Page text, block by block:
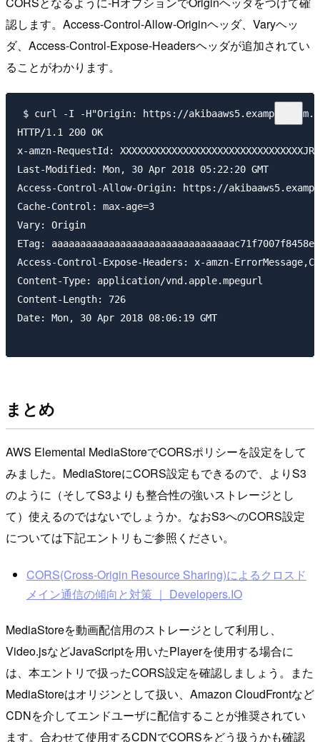
認します。Access-Control-Allow-Originヘッダ、Varyヘッ
ダ、Access-Control-Expose-Headersヘッダが追加されてい
ることがわかります。
$ curl -I -H"Origin: https://
HTTP/1.1 200 OK
x-amzn-RequestId:
Last-Modified: Mon, 30 Apr 2018 05:22:20 GMT
Access-Control-Allow-Origin: https://
Cache-Control: max-age=3
Vary: Origin
ETag:
Access-Control-Expose-Headers: x-amzn-
Content-Type: application/vnd.apple.mpegurl
Content-Length: 726
Date: Mon, 30 Apr 2018 08:06:19 GMT
まとめ
AWS Elemental MediaStoreでCORSポリシーを設定をして
みました。MediaStoreにCORS設定もできるので、よりS3
のように（そしてS3よりも整合性の強いストレージとし
て）使えるのではないでしょうか。なおS3へのCORS設定
については下記エントリもご参照ください。
CORS(Cross-Origin Resource Sharing)によるクロスド
メイン通信の傾向と対策 ｜ Developers.IO
MediaStoreを動画配信用のストレージとして利用し、
Video.jsなどJavaScriptを用いたPlayerを使用する場合に
は、本エントリで扱ったCORS設定を確認しましょう。また
MediaStoreはオリジンとして扱い、Amazon CloudFrontなど
CDNを介してエンドユーザに配信することが推奨されてい
ます。合わせて使用するCDNでCORSをどう扱うかも確認